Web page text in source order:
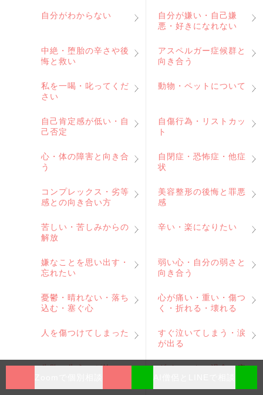
自分がわからない
自分が嫌い・自己嫌
悪・好きになれない
中絶・堕胎の辛さや後
悔と救い
アスペルガー症候群と
向き合う
私を一喝・叱ってくだ
さい
動物・ペットについて
自己肯定感が低い・自
己否定
自傷行為・リストカッ
ト
心・体の障害と向き合
う
自閉症・恐怖症・他症
状
コンプレックス・劣等
感との向き合い方
美容整形の後悔と罪悪
感
苦しい・苦しみからの
解放
辛い・楽になりたい
嫌なことを思い出す・
忘れたい
弱い心・自分の弱さと
向き合う
憂鬱・晴れない・落ち
込む・塞ぐ心
心が痛い・重い・傷つ
く・折れる・壊れる
人を傷つけてしまった
すぐ泣いてしまう・涙
が出る
失敗・失うのが怖い
ダイエット・過食・痩